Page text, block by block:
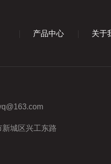
产品中心 关于
城区兴工东路